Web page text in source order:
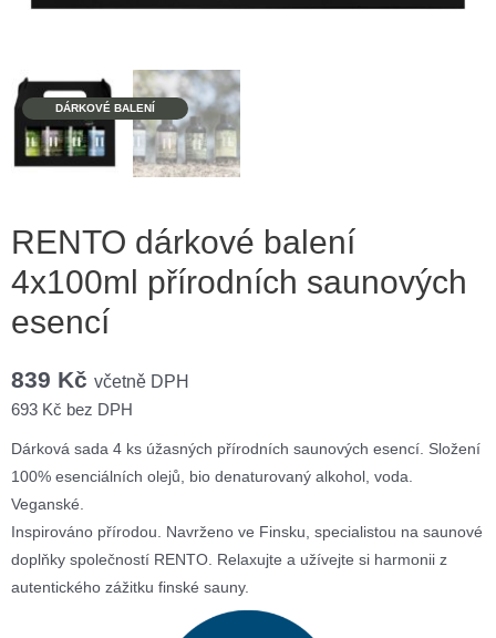
DÁRKOVÉ BALENÍ
RENTO dárkové balení
4x100ml přírodních saunových
esencí
839 Kč včetně DPH
693 Kč bez DPH
Dárková sada 4 ks úžasných přírodních saunových esencí. Složení
100% esenciálních olejů, bio denaturovaný alkohol, voda.
Veganské.
Inspirováno přírodou. Navrženo ve Finsku, specialistou na saunové
doplňky společností RENTO. Relaxujte a užívejte si harmonii z
autentického zážitku finské sauny.